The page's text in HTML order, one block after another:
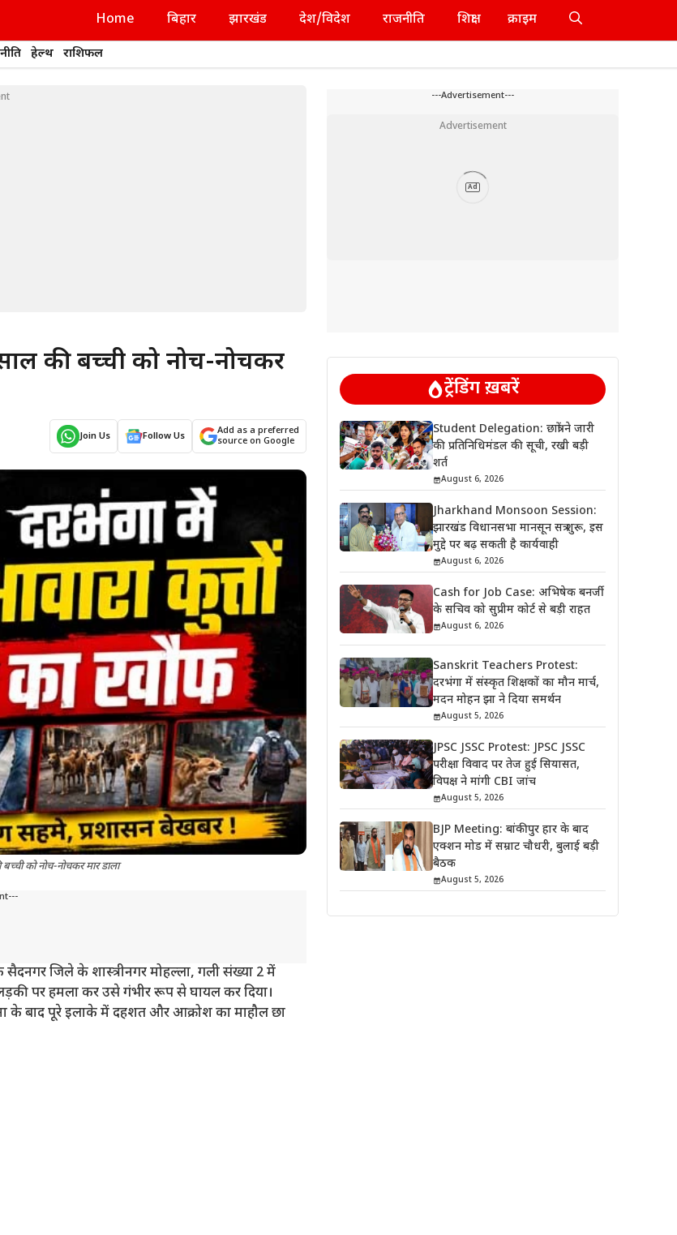
Home बिहार झारखंड देश/विदेश राजनीति शिक्षा क्राइम
हेल्थ राशिफल
की बच्ची को नोच-नोचकर
Join Us Follow Us
Add as a preferred
source on Google
को नोच-नोचकर मार डाला
के सैदनगर जिले के शास्त्रीनगर मोहल्ला, गली संख्या 2 में
पर हमला कर उसे गंभीर रूप से घायल कर दिया।
के बाद पूरे इलाके में दहशत और आक्रोश का माहौल छा
---Advertisement---
Advertisement
Ad
ट्रेंडिंग ख़बरें
Student Delegation: छात्रों ने जारी
की प्रतिनिधिमंडल की सूची, रखी बड़ी
शर्त
August 6, 2026
Jharkhand Monsoon Session:
झारखंड विधानसभा मानसून सत्र शुरू, इस
मुद्दे पर बढ़ सकती है कार्यवाही
August 6, 2026
Cash for Job Case: अभिषेक बनर्जी
के सचिव को सुप्रीम कोर्ट से बड़ी राहत
August 6, 2026
Sanskrit Teachers Protest:
दरभंगा में संस्कृत शिक्षकों का मौन मार्च,
मदन मोहन झा ने दिया समर्थन
August 5, 2026
JPSC JSSC Protest: JPSC JSSC
परीक्षा विवाद पर तेज हुई सियासत,
विपक्ष ने मांगी CBI जांच
August 5, 2026
BJP Meeting: बांकीपुर हार के बाद
एक्शन मोड में सम्राट चौधरी, बुलाई बड़ी
बैठक
August 5, 2026